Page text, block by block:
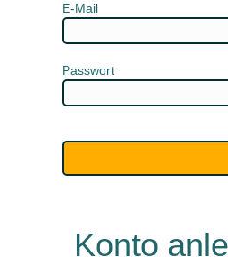
E-Mail
Passwort
Konto